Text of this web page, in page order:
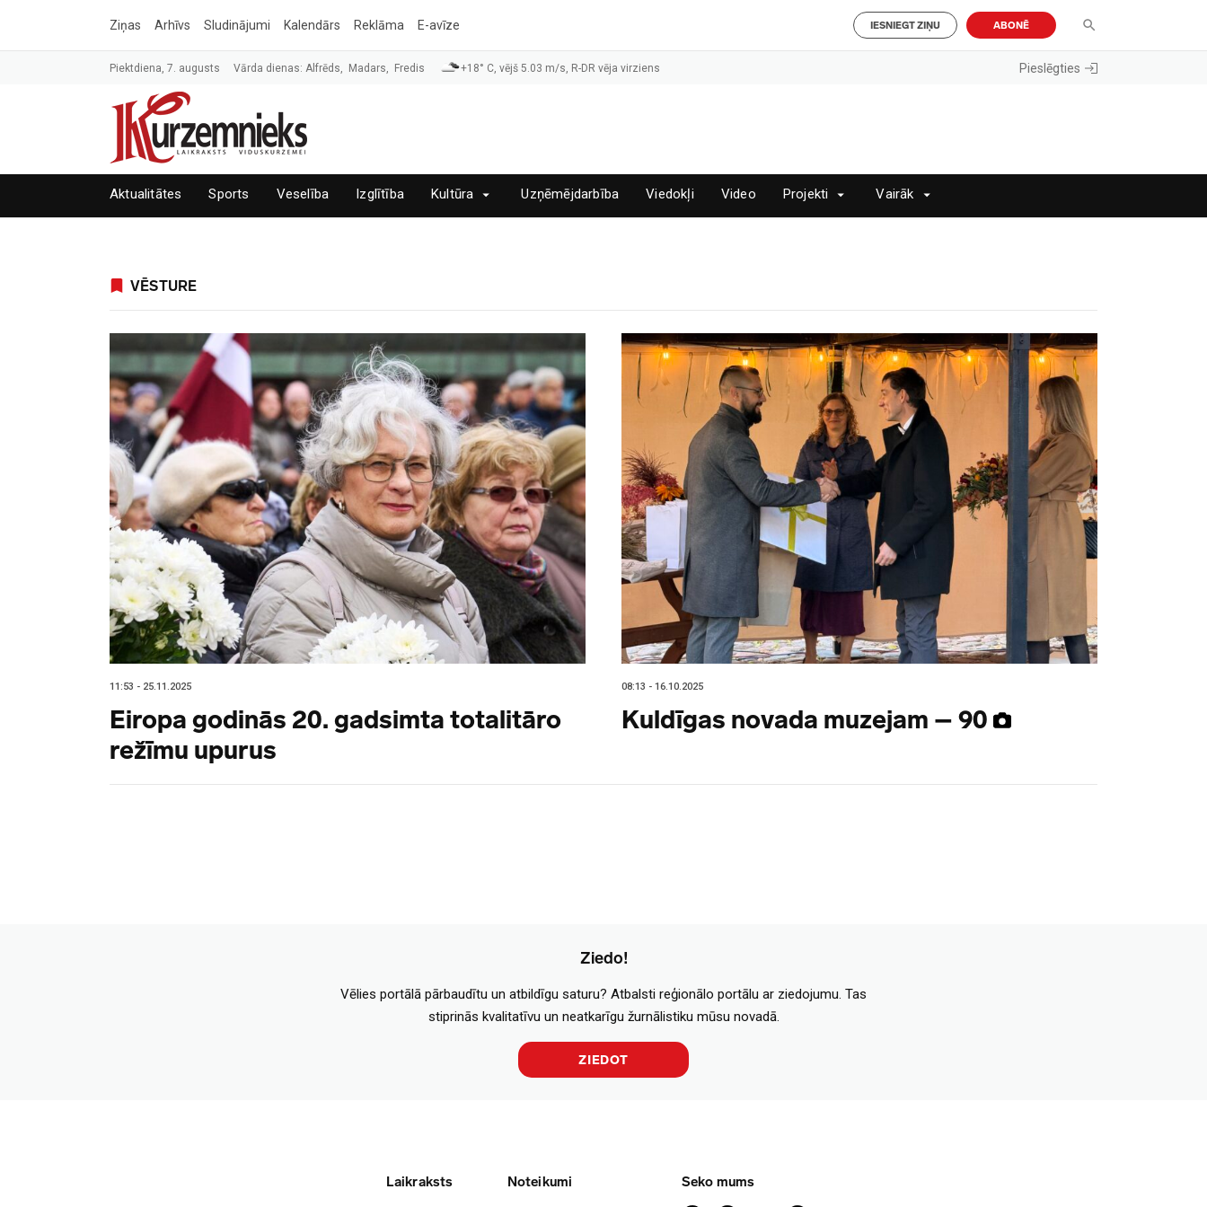
Ziņas Arhīvs Sludinājumi Kalendārs Reklāma E-avīze IESNIEGT ZIŅU ABONĒ
Piektdiena, 7. augusts Vārda dienas: Alfrēds, Madars, Fredis +18° C, vējš 5.03 m/s, R-DR vēja virziens Pieslēgties
Aktualitātes Sports Veselība Izglītība Kultūra Uzņēmējdarbība Viedokļi Video Projekti Vairāk
VĒSTURE
11:53 - 25.11.2025
Eiropa godinās 20. gadsimta totalitāro
režīmu upurus
08:13 - 16.10.2025
Kuldīgas novada muzejam – 90
Ziedo!
Vēlies portālā pārbaudītu un atbildīgu saturu? Atbalsti reģionālo portālu ar ziedojumu. Tas
stiprinās kvalitatīvu un neatkarīgu žurnālistiku mūsu novadā.
ZIEDOT
Laikraksts Noteikumi Seko mums